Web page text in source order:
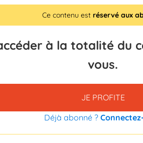
Ce contenu est réservé aux
à la totalité du
vous.
JE PROFITE
Déjà abonné ?